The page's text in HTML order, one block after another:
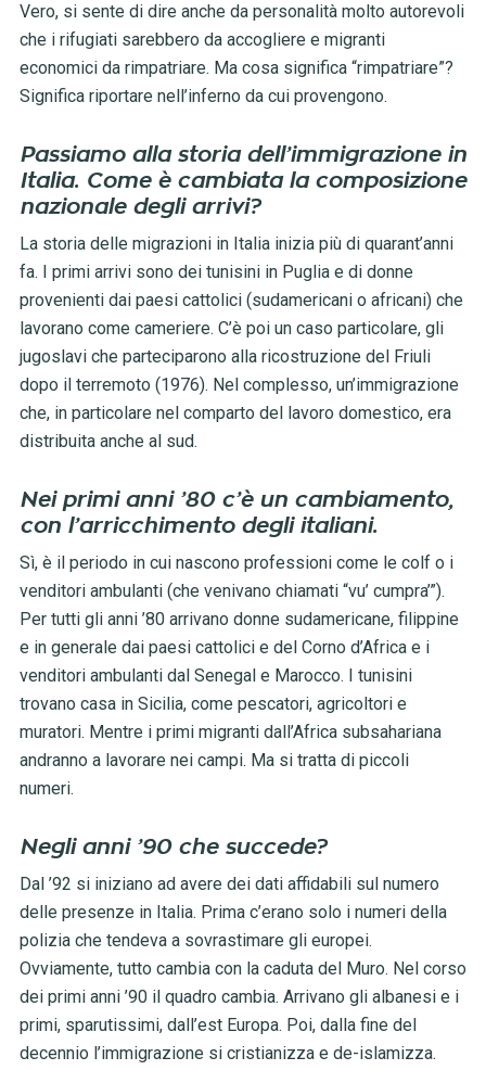
Vero, si sente di dire anche da personalità molto autorevoli
che i rifugiati sarebbero da accogliere e migranti
economici da rimpatriare. Ma cosa significa “rimpatriare”?
Significa riportare nell’inferno da cui provengono.
Passiamo alla storia dell’immigrazione in
Italia. Come è cambiata la composizione
nazionale degli arrivi?
La storia delle migrazioni in Italia inizia più di quarant’anni
fa. I primi arrivi sono dei tunisini in Puglia e di donne
provenienti dai paesi cattolici (sudamericani o africani) che
lavorano come cameriere. C’è poi un caso particolare, gli
jugoslavi che parteciparono alla ricostruzione del Friuli
dopo il terremoto (1976). Nel complesso, un’immigrazione
che, in particolare nel comparto del lavoro domestico, era
distribuita anche al sud.
Nei primi anni ’80 c’è un cambiamento,
con l’arricchimento degli italiani.
Sì, è il periodo in cui nascono professioni come le colf o i
venditori ambulanti (che venivano chiamati “vu’ cumpra’”).
Per tutti gli anni ’80 arrivano donne sudamericane, filippine
e in generale dai paesi cattolici e del Corno d’Africa e i
venditori ambulanti dal Senegal e Marocco. I tunisini
trovano casa in Sicilia, come pescatori, agricoltori e
muratori. Mentre i primi migranti dall’Africa subsahariana
andranno a lavorare nei campi. Ma si tratta di piccoli
numeri.
Negli anni ’90 che succede?
Dal ’92 si iniziano ad avere dei dati affidabili sul numero
delle presenze in Italia. Prima c’erano solo i numeri della
polizia che tendeva a sovrastimare gli europei.
Ovviamente, tutto cambia con la caduta del Muro. Nel corso
dei primi anni ’90 il quadro cambia. Arrivano gli albanesi e i
primi, sparutissimi, dall’est Europa. Poi, dalla fine del
decennio l’immigrazione si cristianizza e de-islamizza.